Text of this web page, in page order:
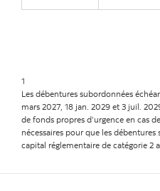
1
Les débentures subordonnées
mars 2027, 18 jan. 2029 et 3 juil.
de fonds propres d’urgence en cas
nécessaires pour que les
capital réglementaire de catégorie 2